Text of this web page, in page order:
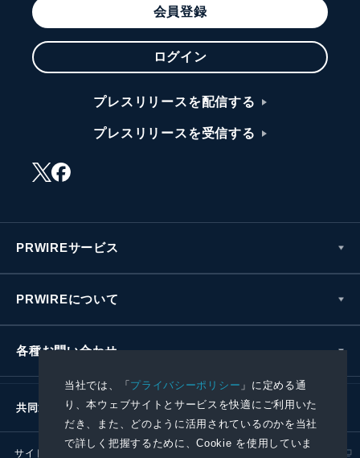
当社では、「プライバシーポリシー 」に定める通
り、本ウェブサイトとサービスを快適にご利用いた
だき、また、どのように活用されているのかを当社
で詳しく把握するために、Cookie を使用していま
会員登録
ログイン
プレスリリースを配信する
プレスリリースを受信する
PRWIREサービス
PRWIREについて
各種お問い合わせ
共同通信社グループ
サイトポリシー